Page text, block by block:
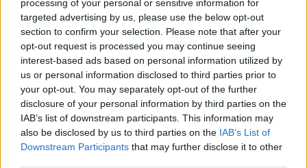
processing of your personal or sensitive information for
targeted advertising by us, please use the below opt-out
section to confirm your selection. Please note that after your
opt-out request is processed you may continue seeing
interest-based ads based on personal information utilized by
us or personal information disclosed to third parties prior to
your opt-out. You may separately opt-out of the further
disclosure of your personal information by third parties on the
IAB’s list of downstream participants. This information may
also be disclosed by us to third parties on the IAB’s List of
Downstream Participants that may further disclose it to other